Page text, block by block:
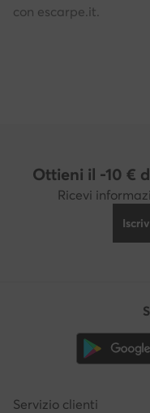
con escarpe.it.
Ottieni il -10 €
Ricevi
Servizio clienti